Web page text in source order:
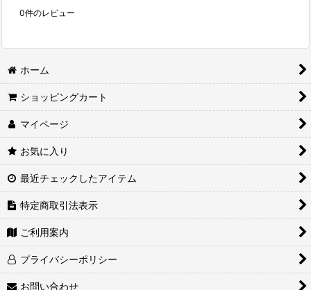
0件のレビュー
ホーム
ショッピングカート
マイページ
お気に入り
最近チェックしたアイテム
特定商取引法表示
ご利用案内
プライバシーポリシー
お問い合わせ